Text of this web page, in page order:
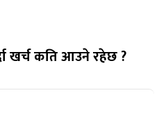
खर्च कति आउने रहेछ ?